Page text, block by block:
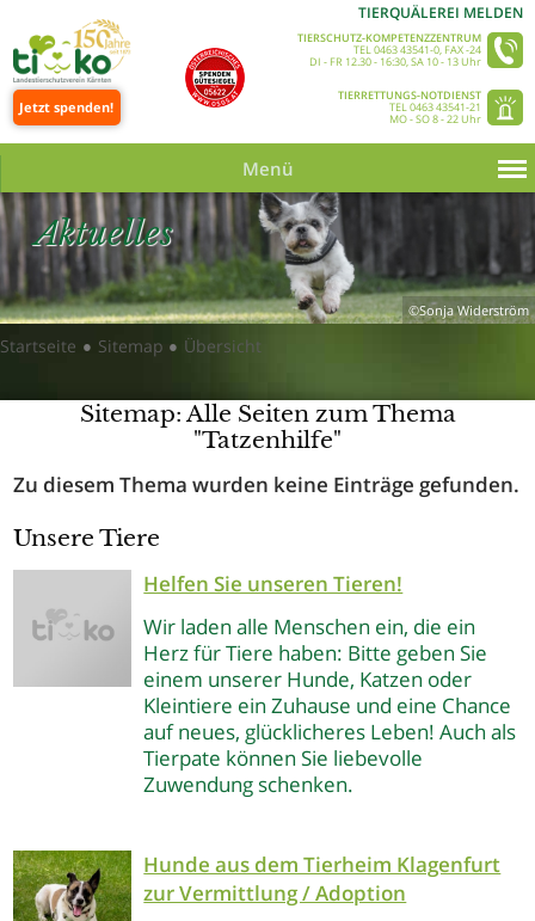
Jetzt spenden!
TIERQUÄLEREI MELDEN
TIERSCHUTZ-KOMPETENZZENTRUM
TEL 0463 43541-0, FAX -24
DI - FR 12.30 - 16:30, SA 10 - 13 Uhr
TIERRETTUNGS-NOTDIENST
TEL 0463 43541-21
MO - SO 8 - 22 Uhr
Menü
©Sonja Widerström
Aktuelles
Startseite ● Sitemap ● Übersicht
Sitemap: Alle Seiten zum Thema
"Tatzenhilfe"
Zu diesem Thema wurden keine Einträge gefunden.
Unsere Tiere
Helfen Sie unseren Tieren!
Wir laden alle Menschen ein, die ein
Herz für Tiere haben: Bitte geben Sie
einem unserer Hunde, Katzen oder
Kleintiere ein Zuhause und eine Chance
auf neues, glücklicheres Leben! Auch als
Tierpate können Sie liebevolle
Zuwendung schenken.
Hunde aus dem Tierheim Klagenfurt
zur Vermittlung / Adoption